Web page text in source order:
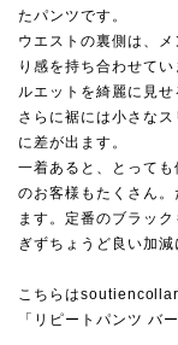
たパンツです。
ウエストの裏側は、
り感を持ち合わせて
ルエットを綺麗に見
さらに裾には小さな
に差が出ます。
一着あると、とって
のお客様もたくさん
ます。定番のブラッ
ぎずちょうど良い加減
こちらは
「リピートパンツ バ